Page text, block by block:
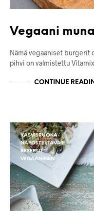
Vegaani
Nämä vegaaniset burgerit
pihvi on valmistettu
CONTINUE
KASVISRUOKA
NAPOSTELTAVAT
RESEPTIT
VEGAANINEN